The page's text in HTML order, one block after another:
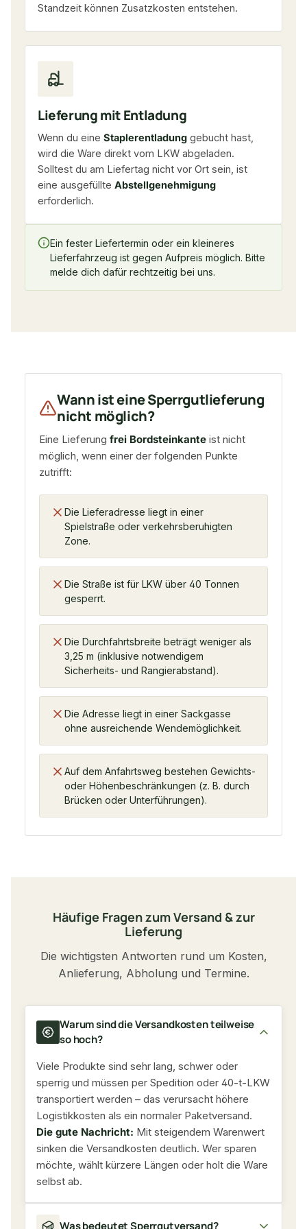
Standzeit können Zusatzkosten entstehen.
Lieferung mit Entladung
Wenn du eine Staplerentladung gebucht hast,
wird die Ware direkt vom LKW abgeladen.
Solltest du am Liefertag nicht vor Ort sein, ist
eine ausgefüllte Abstellgenehmigung
erforderlich.
Ein fester Liefertermin oder ein kleineres
Lieferfahrzeug ist gegen Aufpreis möglich. Bitte
melde dich dafür rechtzeitig bei uns.
Wann ist eine Sperrgutlieferung
nicht möglich?
Eine Lieferung frei Bordsteinkante ist nicht
möglich, wenn einer der folgenden Punkte
zutrifft:
Die Lieferadresse liegt in einer
Spielstraße oder verkehrsberuhigten
Zone.
Die Straße ist für LKW über 40 Tonnen
gesperrt.
Die Durchfahrtsbreite beträgt weniger als
3,25 m (inklusive notwendigem
Sicherheits- und Rangierabstand).
Die Adresse liegt in einer Sackgasse
ohne ausreichende Wendemöglichkeit.
Auf dem Anfahrtsweg bestehen Gewichts-
oder Höhenbeschränkungen (z. B. durch
Brücken oder Unterführungen).
Häufige Fragen zum Versand & zur
Lieferung
Die wichtigsten Antworten rund um Kosten,
Anlieferung, Abholung und Termine.
Warum sind die Versandkosten teilweise
so hoch?
Viele Produkte sind sehr lang, schwer oder
sperrig und müssen per Spedition oder 40-t-LKW
transportiert werden – das verursacht höhere
Logistikkosten als ein normaler Paketversand.
Die gute Nachricht: Mit steigendem Warenwert
sinken die Versandkosten deutlich. Wer sparen
möchte, wählt kürzere Längen oder holt die Ware
selbst ab.
Was bedeutet Sperrgutversand?